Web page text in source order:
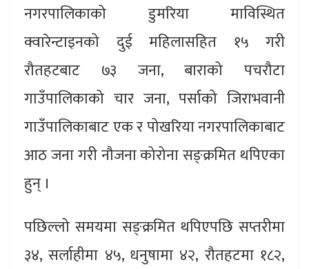
नगरपालिकाको डुमरिया माविस्थित
क्वारेन्टाइनको दुई महिलासहित १५ गरी
रौतहटबाट ७३ जना, बाराको पचरौटा
गाउँपालिकाको चार जना, पर्साको जिराभवानी
गाउँपालिकाबाट एक र पोखरिया नगरपालिकाबाट
आठ जना गरी नौजना कोरोना सङ्क्रमित थपिएका
हुन् ।
पछिल्लो समयमा सङ्क्रमित थपिएपछि सप्तरीमा
३४, सर्लाहीमा ४५, धनुषामा ४२, रौतहटमा १८२,